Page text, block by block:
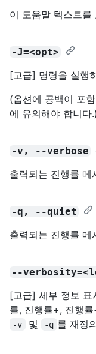
이 도움말 텍스트를
-J=<opt>
[고급] 명령을 실행
(옵션에 공백이 포
에 유의해야 합니다.)
-v, --verbose
출력되는 진행률 메
-q, --quiet
출력되는 진행률 메
--
[고급] 세부 정보 표
률, 진행률+, 진행
-v 및 -q 를 재정